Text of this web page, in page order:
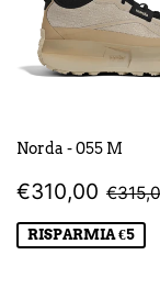
Norda - 055 M
PREZZO
SCONTATO
€310,00
RISPARMIA €5